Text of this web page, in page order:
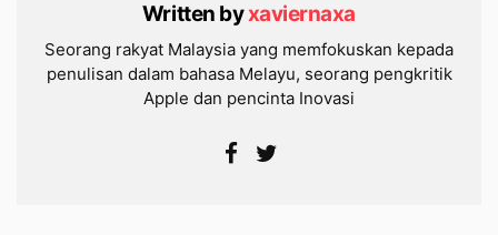
Written byxaviernaxa
Seorang rakyat Malaysia yang memfokuskan kepada
penulisan dalam bahasa Melayu, seorang pengkritik
Apple dan pencinta Inovasi